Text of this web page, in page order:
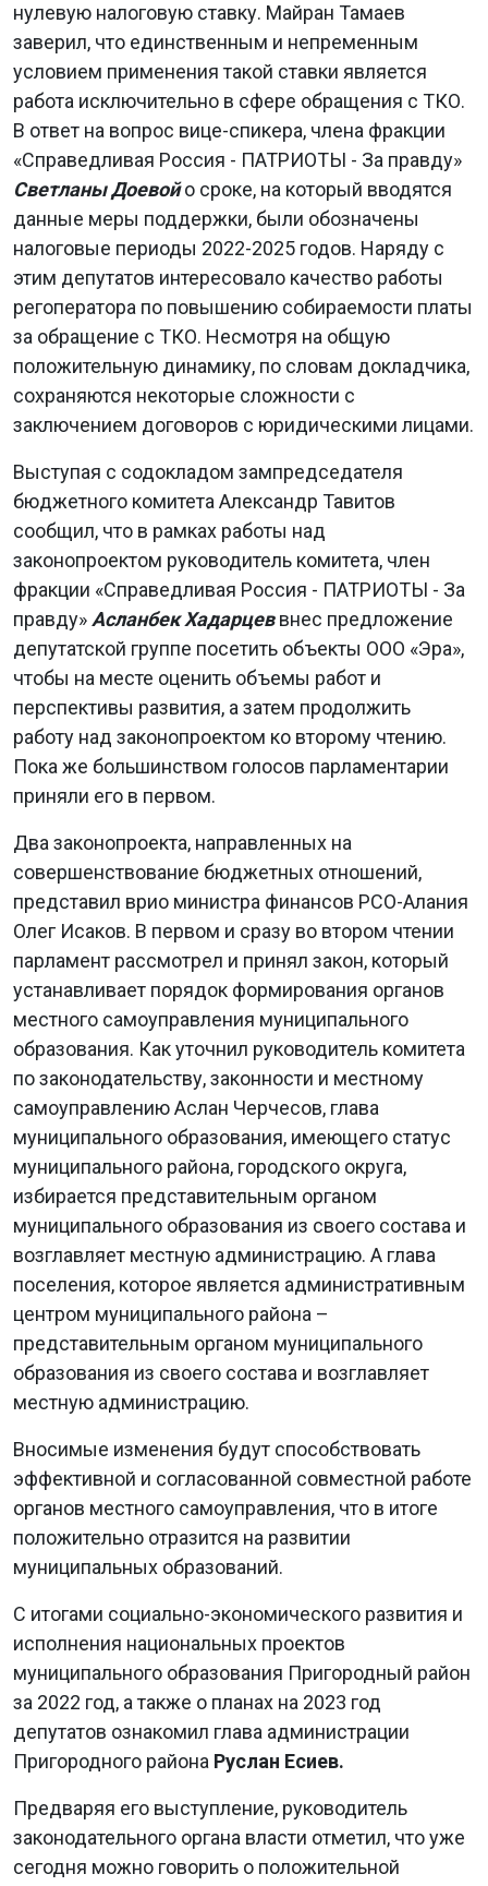
нулевую налоговую ставку. Майран Тамаев
заверил, что единственным и непременным
условием применения такой ставки является
работа исключительно в сфере обращения с ТКО.
В ответ на вопрос вице-спикера, члена фракции
«Справедливая Россия - ПАТРИОТЫ - За правду»
Светланы Доевойо сроке, на который вводятся
данные меры поддержки, были обозначены
налоговые периоды 2022-2025 годов. Наряду с
этим депутатов интересовало качество работы
регоператора по повышению собираемости платы
за обращение с ТКО. Несмотря на общую
положительную динамику, по словам докладчика,
сохраняются некоторые сложности с
заключением договоров с юридическими лицами.
Выступая с содокладом зампредседателя
бюджетного комитета Александр Тавитов
сообщил, что в рамках работы над
законопроектом руководитель комитета, член
фракции «Справедливая Россия - ПАТРИОТЫ - За
правду»Асланбек Хадарцев внес предложение
депутатской группе посетить объекты ООО «Эра»,
чтобы на месте оценить объемы работ и
перспективы развития, а затем продолжить
работу над законопроектом ко второму чтению.
Пока же большинством голосов парламентарии
приняли его в первом.
Два законопроекта, направленных на
совершенствование бюджетных отношений,
представил врио министра финансов РСО-Алания
Олег Исаков. В первом и сразу во втором чтении
парламент рассмотрел и принял закон, который
устанавливает порядок формирования органов
местного самоуправления муниципального
образования. Как уточнил руководитель комитета
по законодательству, законности и местному
самоуправлению Аслан Черчесов, глава
муниципального образования, имеющего статус
муниципального района, городского округа,
избирается представительным органом
муниципального образования из своего состава и
возглавляет местную администрацию. А глава
поселения, которое является административным
центром муниципального района –
представительным органом муниципального
образования из своего состава и возглавляет
местную администрацию.
Вносимые изменения будут способствовать
эффективной и согласованной совместной работе
органов местного самоуправления, что в итоге
положительно отразится на развитии
муниципальных образований.
С итогами социально-экономического развития и
исполнения национальных проектов
муниципального образования Пригородный район
за 2022 год, а также о планах на 2023 год
депутатов ознакомил глава администрации
Пригородного района Руслан Есиев.
Предваряя его выступление, руководитель
законодательного органа власти отметил, что уже
сегодня можно говорить о положительной